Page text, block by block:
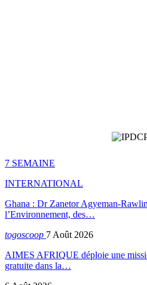
7 SEMAINE
INTERNATIONAL
Ghana : Dr Zanetor Agyeman-
l’Environnement, des…
togoscoop 7 Août 2026
AIMES AFRIQUE déploie une
gratuite dans la…